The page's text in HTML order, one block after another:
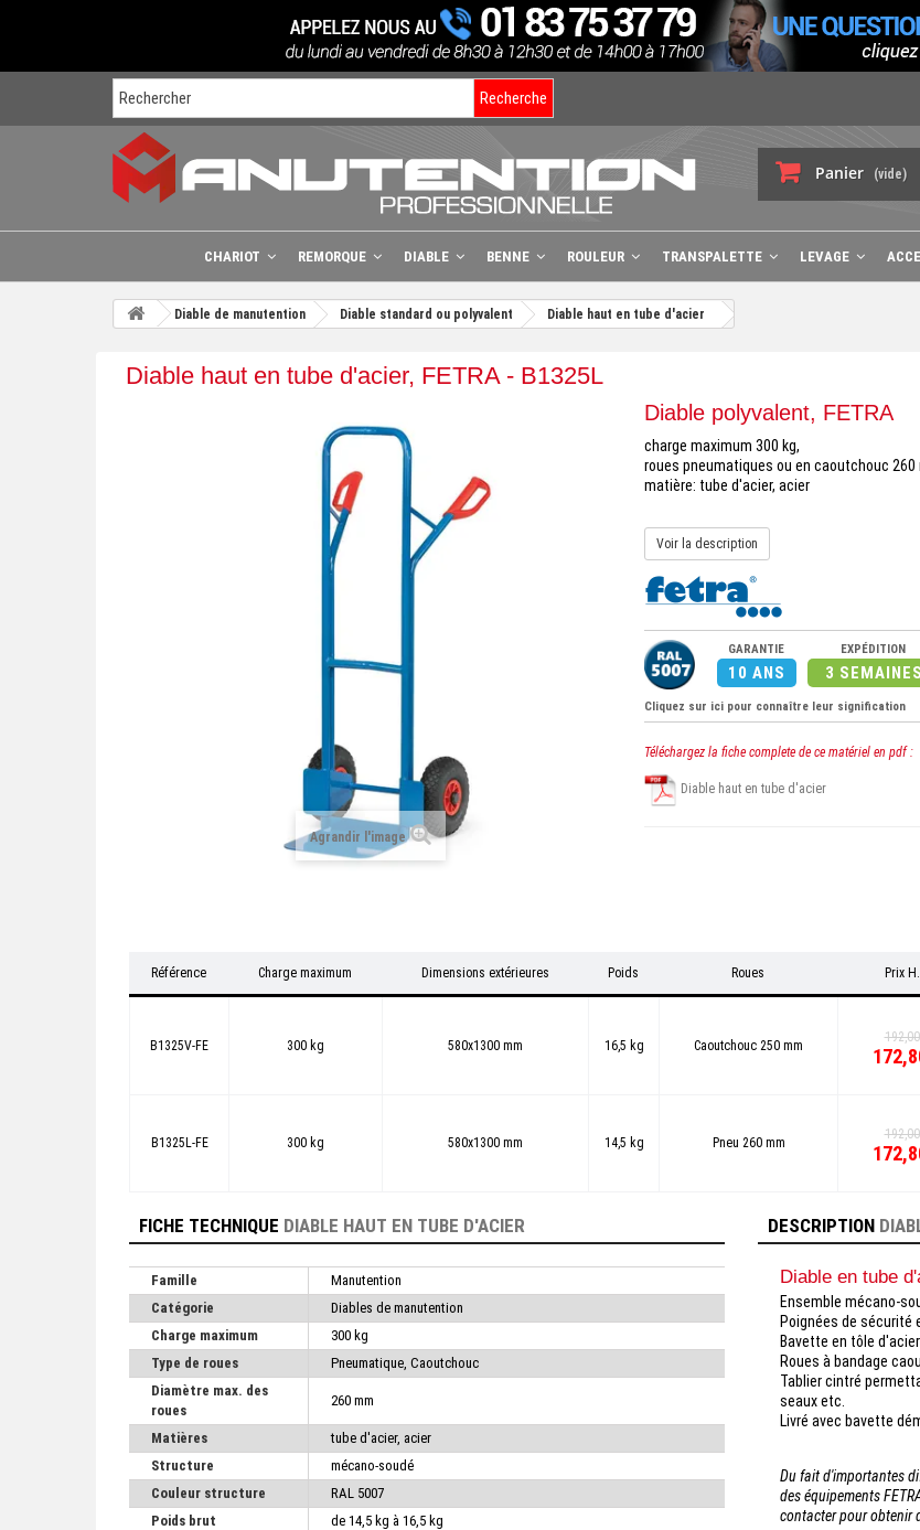
Recherche
Panier (vide)
CHARIOT REMORQUE DIABLE BENNE ROULEUR TRANSPALETTE LEVAGE
Diable de manutention Diable standard ou polyvalent Diable haut en tube d'acier
Diable haut en tube d'acier, FETRA - B1325L
Agrandir l'image
Diable polyvalent, FETRA
charge maximum 300 kg,
roues pneumatiques ou en caoutchouc 260
matière: tube d'acier, acier
Voir la description
GARANTIE
10 ANS
EXPÉDITION
3 SEMAINES
Cliquez sur ici pour connaître leur signification
Téléchargez la fiche complete de ce matériel en pdf :
Diable haut en tube d'acier
Référence Charge maximum Dimensions extérieures Poids Roues Prix
B1325V-FE 300 kg 580x1300 mm 16,5 kg Caoutchouc 250 mm
B1325L-FE 300 kg 580x1300 mm 14,5 kg Pneu 260 mm
FICHE TECHNIQUE DIABLE HAUT EN TUBE D'ACIER
Famille
Manutention
Catégorie
Diables de manutention
Charge maximum
300 kg
Type de roues
Pneumatique, Caoutchouc
Diamètre max. des
roues
260 mm
Matières
tube d'acier, acier
Structure
mécano-soudé
Couleur structure
RAL 5007
Poids brut
de 14,5 kg à 16,5 kg
DESCRIPTION
Diable en tube
Ensemble mécano-
Poignées de sécurité
Bavette en tôle
Roues à bandage
Tablier cintré
seaux etc.
Livré avec bavette
Du fait d'importantes
des équipements
contacter pour obtenir